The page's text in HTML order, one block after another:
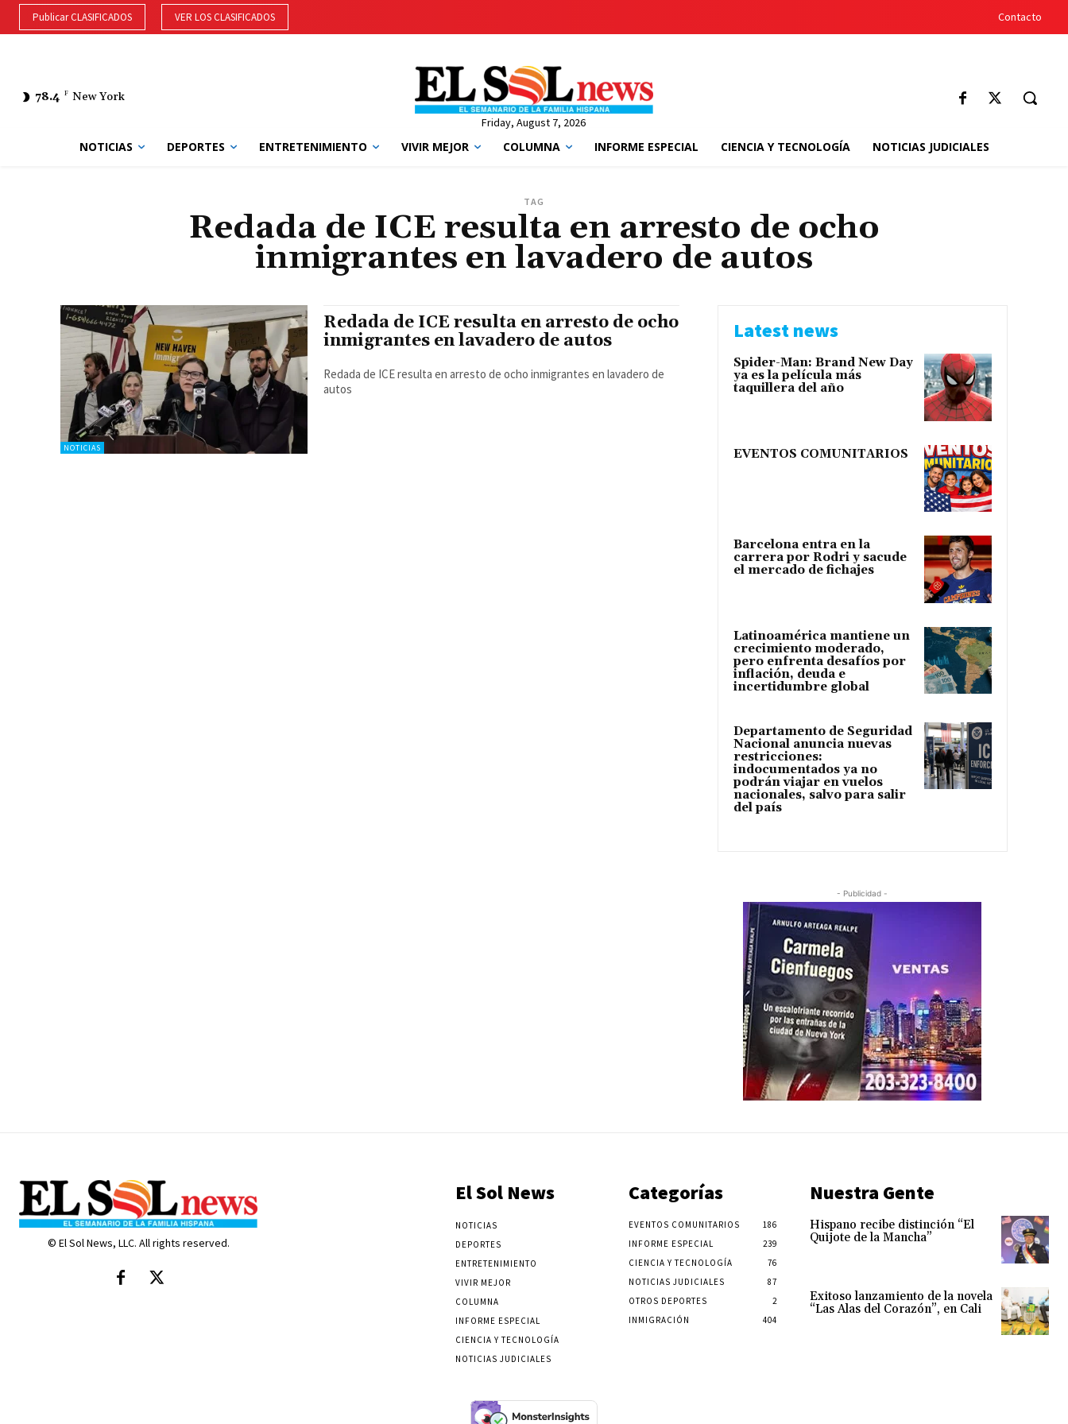
Publicar CLASIFICADOS VER LOS CLASIFICADOS Contacto
78.4 F New York
Friday, August 7, 2026
NOTICIAS DEPORTES ENTRETENIMIENTO VIVIR MEJOR COLUMNA INFORME ESPECIAL CIENCIA Y TECNOLOGÍA NOTICIAS JUDICIALES
TAG
Redada de ICE resulta en arresto de ocho
inmigrantes en lavadero de autos
NOTICIAS
Redada de ICE resulta en arresto de ocho
inmigrantes en lavadero de autos
Redada de ICE resulta en arresto de ocho inmigrantes en lavadero de
autos
Latest news
Spider-Man: Brand New Day
ya es la película más
taquillera del año
EVENTOS COMUNITARIOS
Barcelona entra en la
carrera por Rodri y sacude
el mercado de fichajes
Latinoamérica mantiene un
crecimiento moderado,
pero enfrenta desafíos por
inflación, deuda e
incertidumbre global
Departamento de Seguridad
Nacional anuncia nuevas
restricciones:
indocumentados ya no
podrán viajar en vuelos
nacionales, salvo para salir
del país
- Publicidad -
© El Sol News, LLC. All rights reserved.
El Sol News
NOTICIAS
DEPORTES
ENTRETENIMIENTO
VIVIR MEJOR
COLUMNA
INFORME ESPECIAL
CIENCIA Y TECNOLOGÍA
NOTICIAS JUDICIALES
Categorías
EVENTOS COMUNITARIOS
186
INFORME ESPECIAL
239
CIENCIA Y TECNOLOGÍA
76
NOTICIAS JUDICIALES
87
OTROS DEPORTES
2
INMIGRACIÓN
404
Nuestra Gente
Hispano recibe distinción “El
Quijote de la Mancha”
Exitoso lanzamiento de la novela
“Las Alas del Corazón”, en Cali